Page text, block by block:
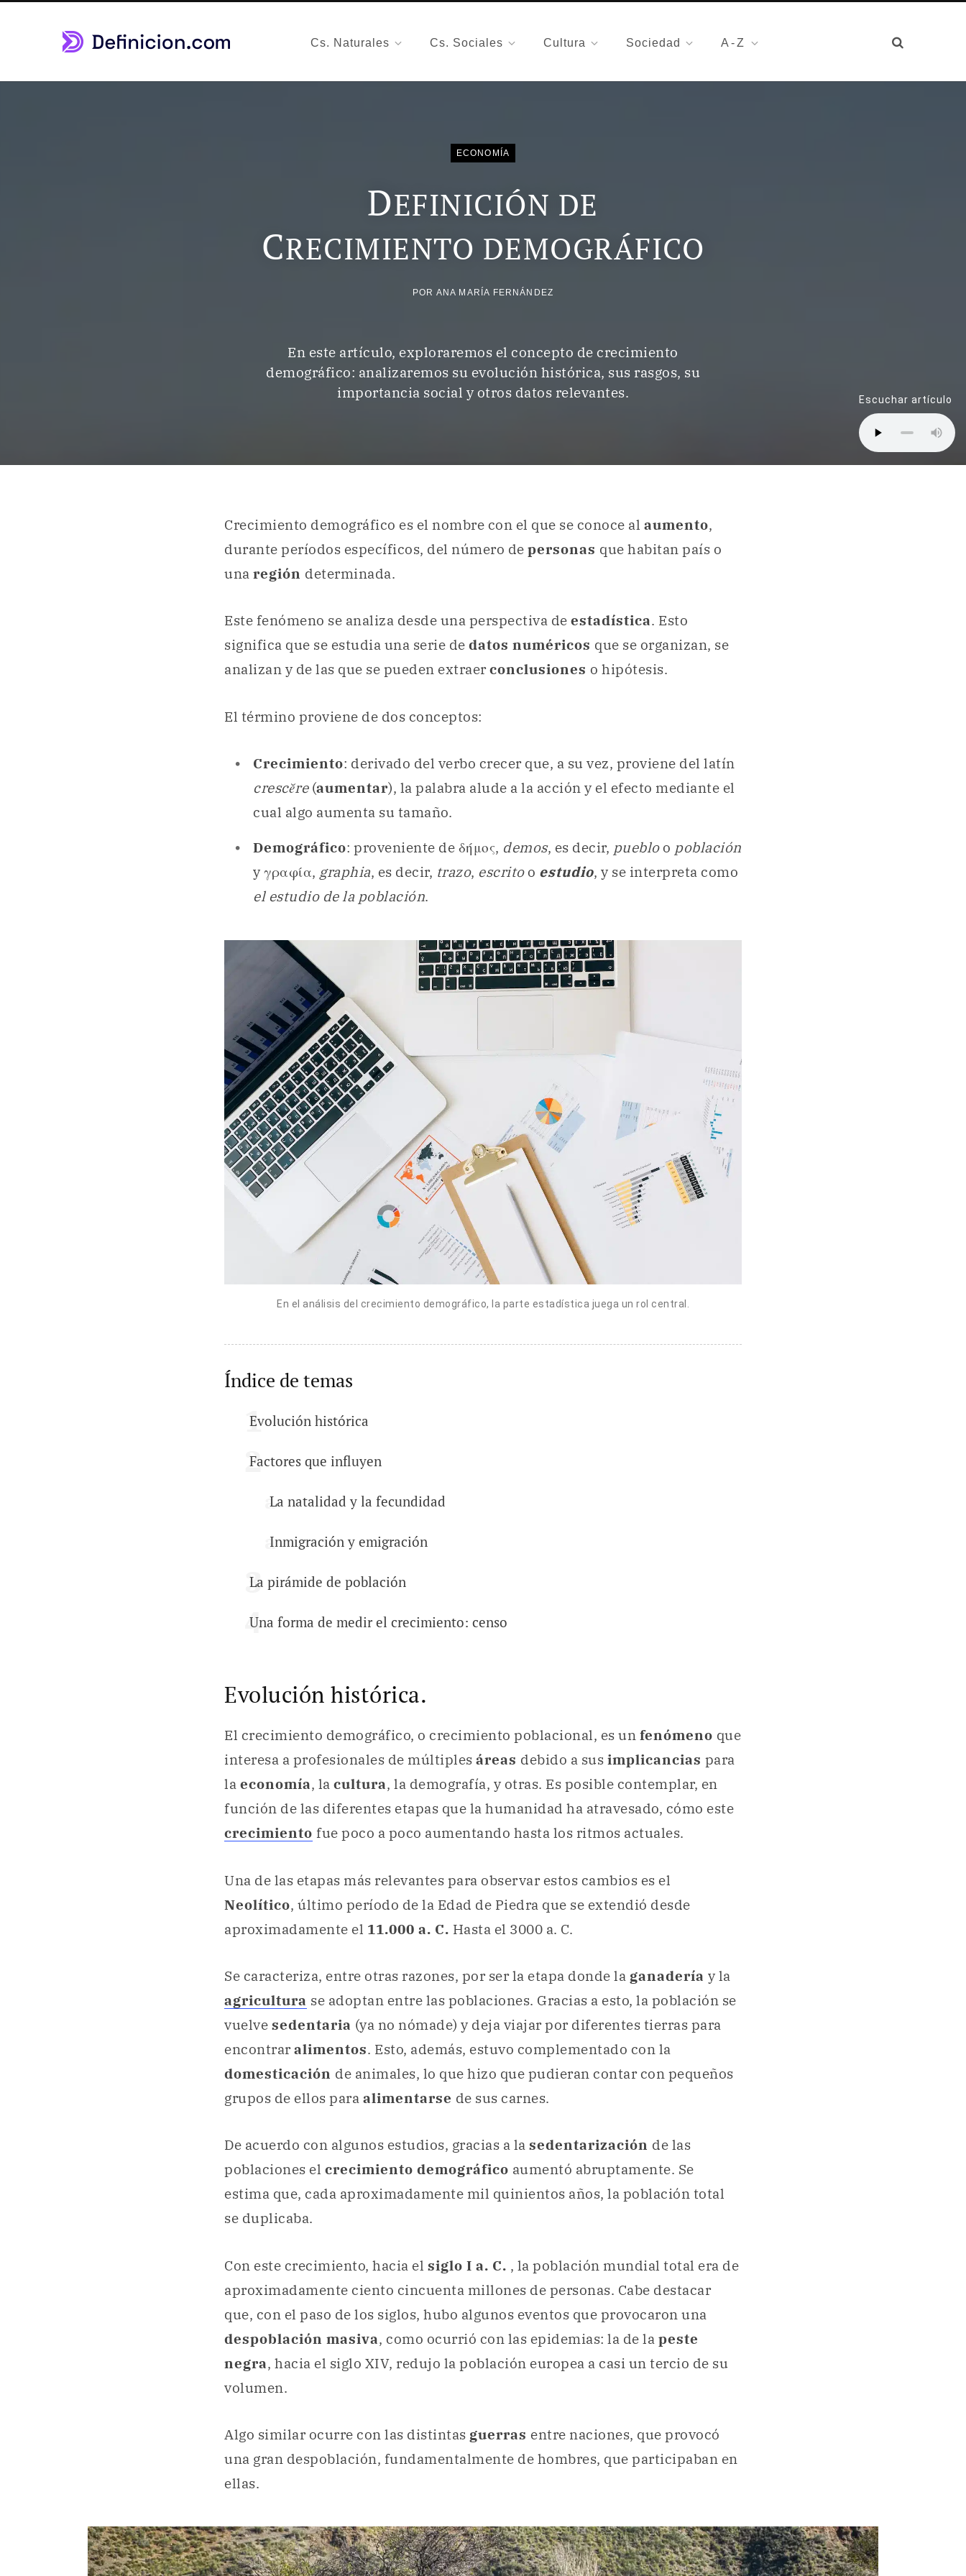
Cs. Naturales Cs. Sociales Cultura Sociedad A-Z
ECONOMÍA
DEFINICIÓN DE
CRECIMIENTO DEMOGRÁFICO
POR ANA MARÍA FERNÁNDEZ
En este artículo, exploraremos el concepto de crecimiento
demográfico: analizaremos su evolución histórica, sus rasgos, su
importancia social y otros datos relevantes.
Escuchar artículo
Crecimiento demográfico es el nombre con el que se conoce al aumento,
durante períodos específicos, del número de personas que habitan país o
una región determinada.
Este fenómeno se analiza desde una perspectiva de estadística. Esto
significa que se estudia una serie de datos numéricos que se organizan, se
analizan y de las que se pueden extraerconclusiones o hipótesis.
El término proviene de dos conceptos:
Crecimiento: derivado del verbo crecer que, a su vez, proviene del latín
crescĕre(aumentar), la palabra alude a la acción y el efecto mediante el
cual algo aumenta su tamaño.
Demográfico: proveniente de δήμος, demos, es decir, pueblo o población
y γραφία, graphia, es decir, trazo, escritoo estudio, y se interpreta como
el estudio de la población.
En el análisis del crecimiento demográfico, la parte estadística juega un rol central.
Índice de temas
Evolución histórica
Factores que influyen
La natalidad y la fecundidad
Inmigración y emigración
La pirámide de población
Una forma de medir el crecimiento: censo
Evolución histórica.
El crecimiento demográfico, o crecimiento poblacional, es un fenómeno que
interesa a profesionales de múltiples áreas debido a sus implicancias para
la economía, la cultura, la demografía, y otras. Es posible contemplar, en
función de las diferentes etapas que la humanidad ha atravesado, cómo este
crecimiento fue poco a poco aumentando hasta los ritmos actuales.
Una de las etapas más relevantes para observar estos cambios es el
Neolítico, último período de la Edad de Piedra que se extendió desde
aproximadamente el 11.000 a. C. Hasta el 3000 a. C.
Se caracteriza, entre otras razones, por ser la etapa donde la ganadería y la
agricultura se adoptan entre las poblaciones. Gracias a esto, la población se
vuelve sedentaria (ya no nómade) y deja viajar por diferentes tierras para
encontraralimentos. Esto, además, estuvo complementado con la
domesticación de animales, lo que hizo que pudieran contar con pequeños
grupos de ellos para alimentarse de sus carnes.
De acuerdo con algunos estudios, gracias a la sedentarización de las
poblaciones el crecimiento demográfico aumentó abruptamente. Se
estima que, cada aproximadamente mil quinientos años, la población total
se duplicaba.
Con este crecimiento, hacia el siglo I a. C. , la población mundial total era de
aproximadamente ciento cincuenta millones de personas. Cabe destacar
que, con el paso de los siglos, hubo algunos eventos que provocaron una
despoblación masiva, como ocurrió con las epidemias: la de la peste
negra, hacia el siglo XIV, redujo la población europea a casi un tercio de su
volumen.
Algo similar ocurre con las distintas guerras entre naciones, que provocó
una gran despoblación, fundamentalmente de hombres, que participaban en
ellas.